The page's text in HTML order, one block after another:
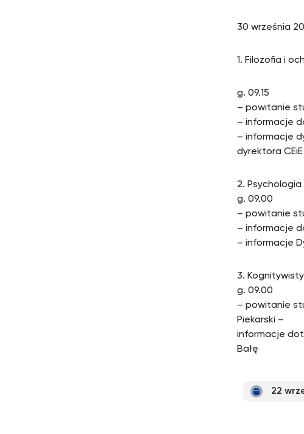
30 września
1. Filozofia i
g. 09.15
– powitanie
– informacje
– informacje
dyrektora
2.
g. 09.00
– powitanie
– informacje
– informacje
3.
g. 09.00
– powitanie
Piekarski –
informacje
Bałę
22